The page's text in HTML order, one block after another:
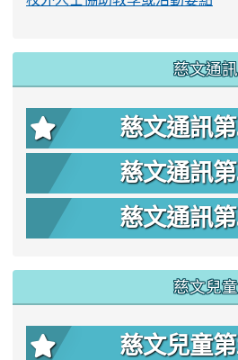
慈文通訊
慈文通訊
慈文通訊
慈文通訊
慈文兒童
慈文兒童